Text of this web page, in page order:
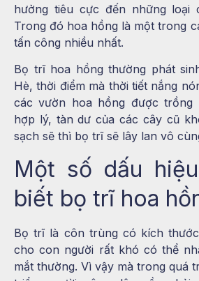
hưởng tiêu cực đến những loại
Trong đó hoa hồng là một trong
tấn công nhiều nhất.
Bọ trĩ hoa hồng thường phát
Hè, thời điểm mà thời tiết nắng
các vườn hoa hồng được trồng
hợp lý, tàn dư của các cây cũ
sạch sẽ thì bọ trĩ sẽ lây lan vô
Một số dấu
biết bọ trĩ hoa
Bọ trĩ là côn trùng có kích
cho con người rất khó có thể
mắt thường. Vì vậy mà trong quá